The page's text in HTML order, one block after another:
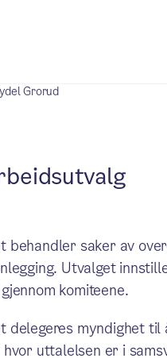
Grorud
behandler saker av
Utvalget
komiteene.
delegeres myndighet
uttalelsen er i